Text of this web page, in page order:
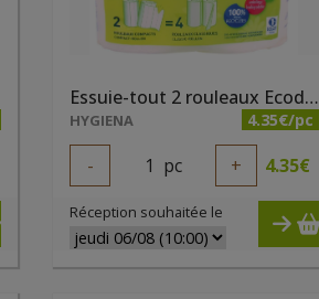
Essuie-tout 2 rouleaux Ecodoo
HYGIENA 4.35€/pc
- 1 pc + 4.35€
Réception souhaitée le